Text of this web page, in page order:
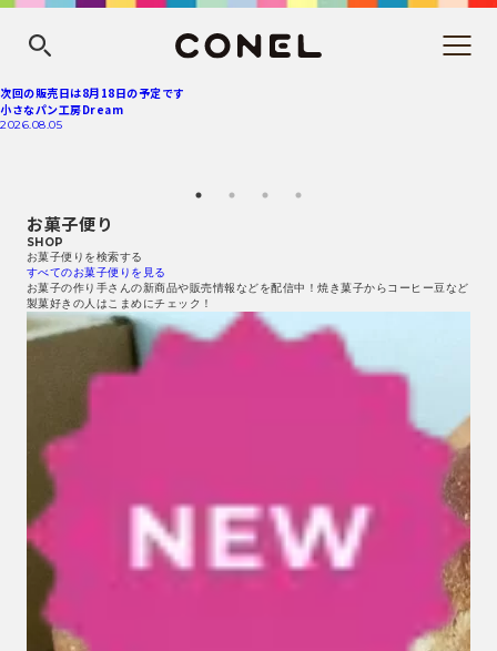
次回の販売日は8月18日の予定です
小さなパン工房Dream
2026.08.05
お菓子便り
SHOP
お菓子便りを検索する
すべてのお菓子便りを見る
お菓子の作り手さんの新商品や販売情報などを配信中！焼き菓子からコーヒー豆など
製菓好きの人はこまめにチェック！